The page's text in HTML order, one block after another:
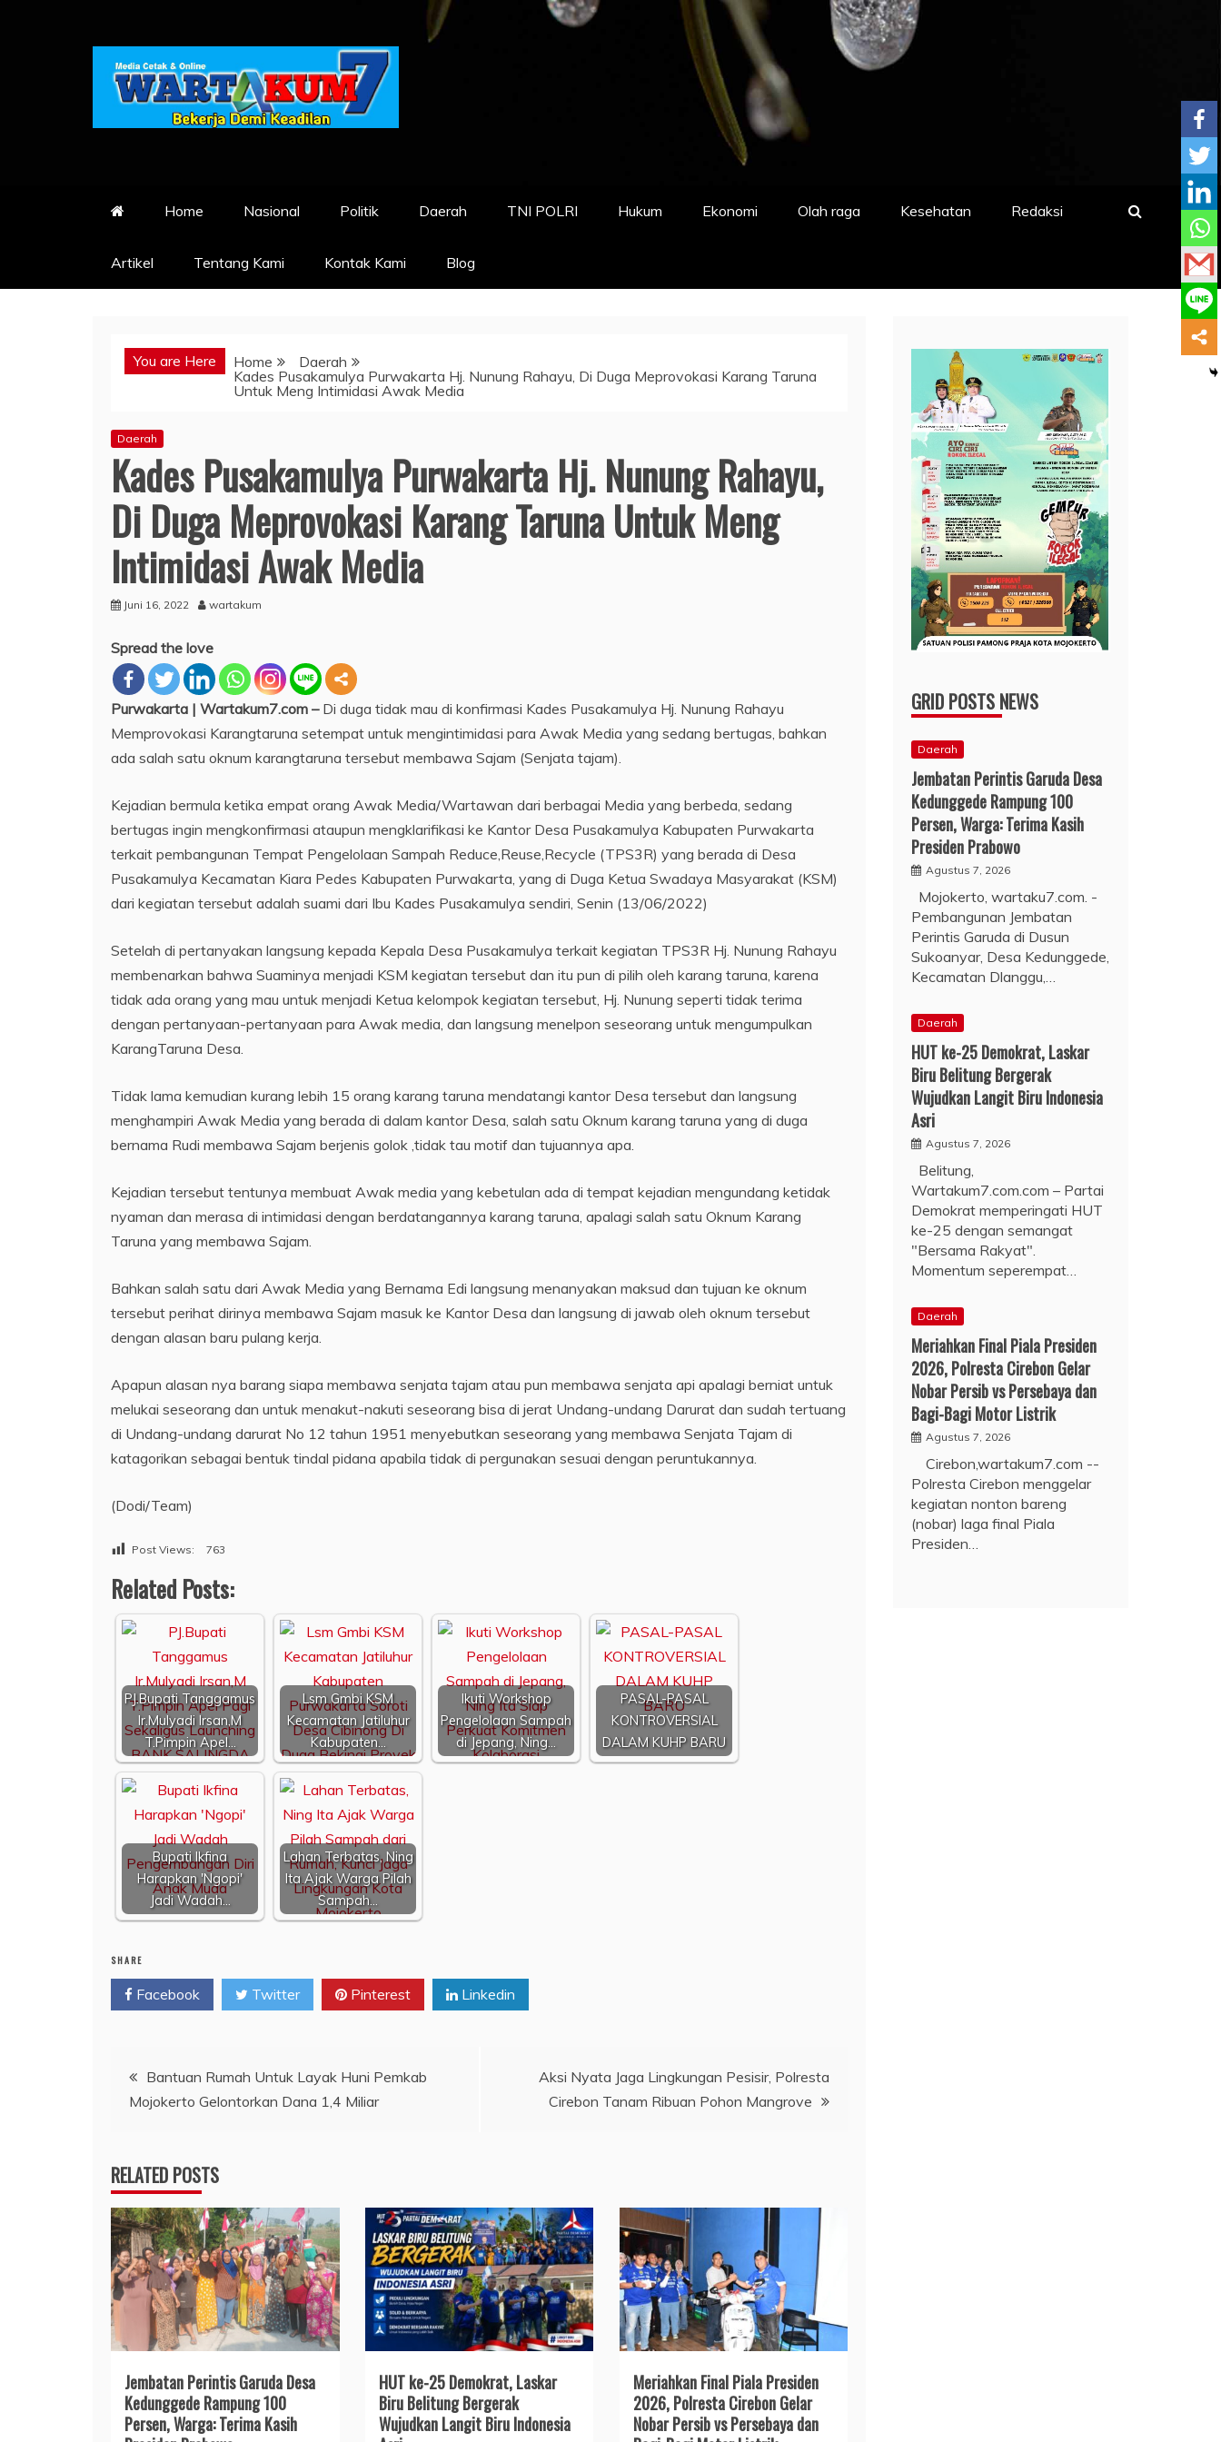
Home Nasional Politik Daerah TNI POLRI Hukum Ekonomi Olah raga Kesehatan Redaksi
Artikel Tentang Kami Kontak Kami Blog
You are Here Home
Daerah
Kades Pusakamulya Purwakarta Hj. Nunung Rahayu, Di Duga Meprovokasi Karang Taruna
Untuk Meng Intimidasi Awak Media
Daerah
Kades Pusakamulya Purwakarta Hj. Nunung Rahayu,
Di Duga Meprovokasi Karang Taruna Untuk Meng
Intimidasi Awak Media
Juni 16, 2022 wartakum
Spread the love
Purwakarta | Wartakum7.com – Di duga tidak mau di konfirmasi Kades Pusakamulya Hj. Nunung Rahayu
Memprovokasi Karangtaruna setempat untuk mengintimidasi para Awak Media yang sedang bertugas, bahkan
ada salah satu oknum karangtaruna tersebut membawa Sajam (Senjata tajam).
Kejadian bermula ketika empat orang Awak Media/Wartawan dari berbagai Media yang berbeda, sedang
bertugas ingin mengkonfirmasi ataupun mengklarifikasi ke Kantor Desa Pusakamulya Kabupaten Purwakarta
terkait pembangunan Tempat Pengelolaan Sampah Reduce,Reuse,Recycle (TPS3R) yang berada di Desa
Pusakamulya Kecamatan Kiara Pedes Kabupaten Purwakarta, yang di Duga Ketua Swadaya Masyarakat (KSM)
dari kegiatan tersebut adalah suami dari Ibu Kades Pusakamulya sendiri, Senin (13/06/2022)
Setelah di pertanyakan langsung kepada Kepala Desa Pusakamulya terkait kegiatan TPS3R Hj. Nunung Rahayu
membenarkan bahwa Suaminya menjadi KSM kegiatan tersebut dan itu pun di pilih oleh karang taruna, karena
tidak ada orang yang mau untuk menjadi Ketua kelompok kegiatan tersebut, Hj. Nunung seperti tidak terima
dengan pertanyaan-pertanyaan para Awak media, dan langsung menelpon seseorang untuk mengumpulkan
KarangTaruna Desa.
Tidak lama kemudian kurang lebih 15 orang karang taruna mendatangi kantor Desa tersebut dan langsung
menghampiri Awak Media yang berada di dalam kantor Desa, salah satu Oknum karang taruna yang di duga
bernama Rudi membawa Sajam berjenis golok ,tidak tau motif dan tujuannya apa.
Kejadian tersebut tentunya membuat Awak media yang kebetulan ada di tempat kejadian mengundang ketidak
nyaman dan merasa di intimidasi dengan berdatangannya karang taruna, apalagi salah satu Oknum Karang
Taruna yang membawa Sajam.
Bahkan salah satu dari Awak Media yang Bernama Edi langsung menanyakan maksud dan tujuan ke oknum
tersebut perihat dirinya membawa Sajam masuk ke Kantor Desa dan langsung di jawab oleh oknum tersebut
dengan alasan baru pulang kerja.
Apapun alasan nya barang siapa membawa senjata tajam atau pun membawa senjata api apalagi berniat untuk
melukai seseorang dan untuk menakut-nakuti seseorang bisa di jerat Undang-undang Darurat dan sudah tertuang
di Undang-undang darurat No 12 tahun 1951 menyebutkan seseorang yang membawa Senjata Tajam di
katagorikan sebagai bentuk tindal pidana apabila tidak di pergunakan sesuai dengan peruntukannya.
(Dodi/Team)
Post Views: 763
Related Posts:
PJ.Bupati Tanggamus
Ir.Mulyadi Irsan,M
T.Pimpin Apel…
Lsm Gmbi KSM
Kecamatan Jatiluhur
Kabupaten…
Ikuti Workshop
Pengelolaan Sampah
di Jepang, Ning…
PASAL-PASAL
KONTROVERSIAL
DALAM KUHP BARU
Bupati Ikfina
Harapkan 'Ngopi'
Jadi Wadah…
Lahan Terbatas, Ning
Ita Ajak Warga Pilah
Sampah…
SHARE
Facebook Twitter Pinterest Linkedin
Navigasi
pos
Bantuan Rumah Untuk Layak Huni Pemkab
Mojokerto Gelontorkan Dana 1,4 Miliar
Aksi Nyata Jaga Lingkungan Pesisir, Polresta
Cirebon Tanam Ribuan Pohon Mangrove
RELATED POSTS
Jembatan Perintis Garuda Desa
Kedunggede Rampung 100
Persen, Warga: Terima Kasih
HUT ke-25 Demokrat, Laskar
Biru Belitung Bergerak
Wujudkan Langit Biru Indonesia
Meriahkan Final Piala Presiden
2026, Polresta Cirebon Gelar
Nobar Persib vs Persebaya dan
GRID POSTS NEWS
Daerah
Jembatan Perintis Garuda Desa
Kedunggede Rampung 100
Persen, Warga: Terima Kasih
Presiden Prabowo
Agustus 7, 2026
Mojokerto, wartaku7.com. -
Pembangunan Jembatan
Perintis Garuda di Dusun
Sukoanyar, Desa Kedunggede,
Kecamatan Dlanggu,…
Daerah
HUT ke-25 Demokrat, Laskar
Biru Belitung Bergerak
Wujudkan Langit Biru Indonesia
Asri
Agustus 7, 2026
Belitung,
Wartakum7.com.com – Partai
Demokrat memperingati HUT
ke-25 dengan semangat
"Bersama Rakyat".
Momentum seperempat…
Daerah
Meriahkan Final Piala Presiden
2026, Polresta Cirebon Gelar
Nobar Persib vs Persebaya dan
Bagi-Bagi Motor Listrik
Agustus 7, 2026
Cirebon,wartakum7.com --
Polresta Cirebon menggelar
kegiatan nonton bareng
(nobar) laga final Piala
Presiden…